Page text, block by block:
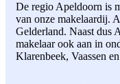
De regio Apeldoorn is
van onze makelaardij.
Gelderland. Naast dus
makelaar ook aan in
Klarenbeek, Vaassen